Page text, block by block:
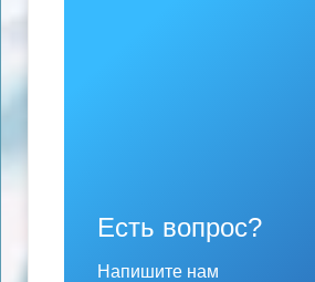
Есть вопрос?
Напишите нам